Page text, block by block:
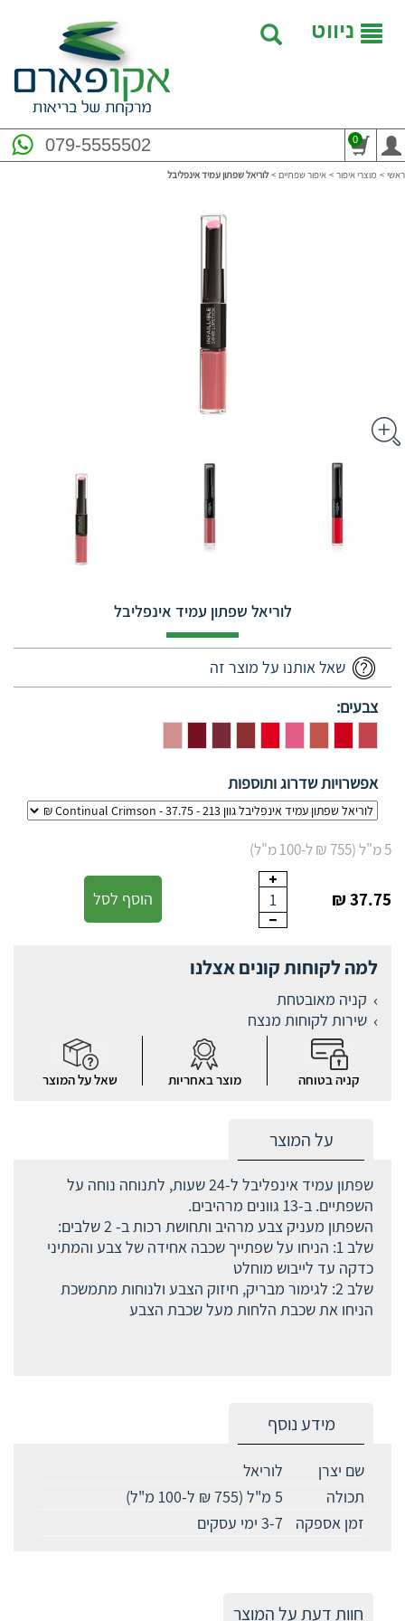
ניווט
079-5555502 0
ראשי > מוצרי איפור > איפור שפתיים > לוריאל שפתון עמיד אינפליבל
לוריאל שפתון עמיד אינפליבל
שאל אותנו על מוצר זה
צבעים:
אפשרויות שדרוג ותוספות
5 מ"ל (755 ₪ ל-100 מ"ל)
37.75 ₪
1 הוסף לסל
למה לקוחות קונים אצלנו
קניה מאובטחת
שירות לקוחות מנצח
קניה בטוחה מוצר באחריות שאל על המוצר
על המוצר
שפתון עמיד אינפליבל ל-24 שעות, לתנוחה נוחה על
השפתיים. ב-13 גוונים מרהיבים.
השפתון מעניק צבע מרהיב ותחושת רכות ב- 2 שלבים:
שלב 1: הניחו על שפתייך שכבה אחידה של צבע והמתיני
כדקה עד לייבוש מוחלט
שלב 2: לגימור מבריק, חיזוק הצבע ולנוחות מתמשכת
הניחו את שכבת הלחות מעל שכבת הצבע
מידע נוסף
שם יצרן
לוריאל
תכולה
5 מ"ל (755 ₪ ל-100 מ"ל)
זמן אספקה
3-7 ימי עסקים
חוות דעת על המוצר